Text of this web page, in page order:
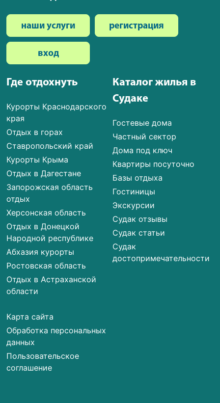
Где отдохнуть
Курорты Краснодарского
края
Отдых в горах
Ставропольский край
Курорты Крыма
Отдых в Дагестане
Запорожская область
отдых
Херсонская область
Отдых в Донецкой
Народной республике
Абхазия курорты
Ростовская область
Отдых в Астраханской
области
Карта сайта
Обработка персональных
данных
Пользовательское
соглашение
Каталог жилья в
Судаке
Гостевые дома
Частный сектор
Дома под ключ
Квартиры посуточно
Базы отдыха
Гостиницы
Экскурсии
Судак отзывы
Судак статьи
Судак
достопримечательности
наши услуги регистрация
вход